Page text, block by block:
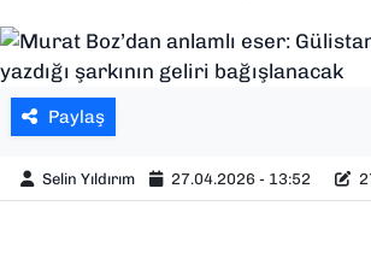
Paylaş
Selin Yıldırım 27.04.2026 - 13:52
SPOR
TEKNOLOJİ